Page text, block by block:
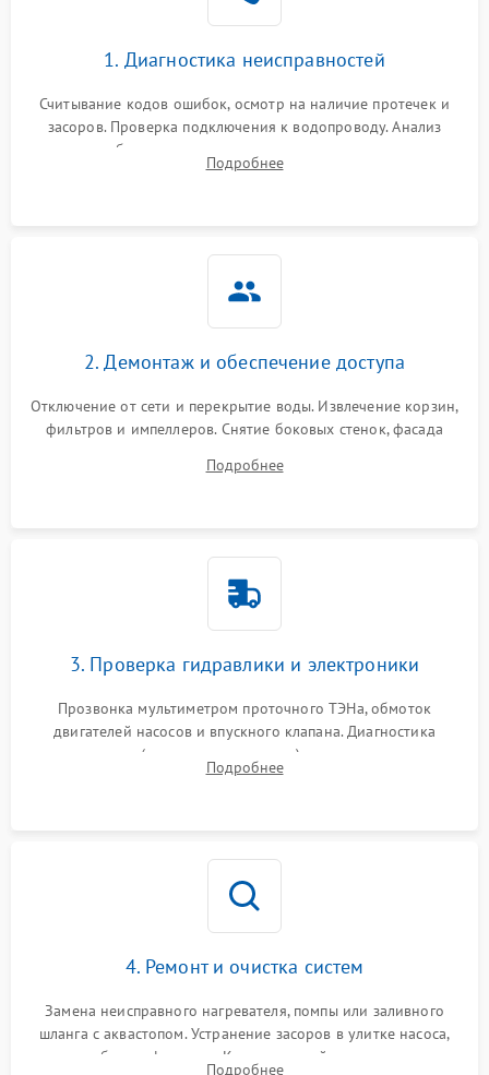
1. Диагностика неисправностей
Считывание кодов ошибок, осмотр на наличие протечек и
засоров. Проверка подключения к водопроводу. Анализ
жалоб на отсутствие слива, нагрева, вращения
разбрызгивателей или срабатывание системы защиты
Подробнее
2. Демонтаж и обеспечение доступа
Отключение от сети и перекрытие воды. Извлечение корзин,
фильтров и импеллеров. Снятие боковых стенок, фасада
циркуляционному насосу, ТЭНу и сливной помпе.
Подробнее
3. Проверка гидравлики и электроники
Прозвонка мультиметром проточного ТЭНа, обмоток
двигателей насосов и впускного клапана. Диагностика
прессостата (датчика уровня воды), датчика мутности,
концевика дверцы и электронного модуля управления.
Подробнее
4. Ремонт и очистка систем
Замена неисправного нагревателя, помпы или заливного
шланга с аквастопом. Устранение засоров в улитке насоса,
патрубках и фильтрах. Компонентный ремонт платы
Подробнее